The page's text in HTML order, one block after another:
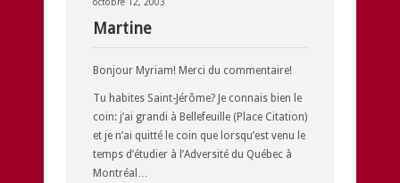
octobre 12, 2003
Martine
Bonjour Myriam! Merci du commentaire!
Tu habites Saint-Jérôme? Je connais bien le
coin: j’ai grandi à Bellefeuille (Place Citation)
et je n’ai quitté le coin que lorsqu’est venu le
temps d’étudier à l’Adversité du Québec à
Montréal…